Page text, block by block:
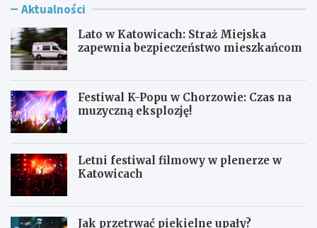
Aktualności
Lato w Katowicach: Straż Miejska
zapewnia bezpieczeństwo mieszkańcom
Festiwal K-Popu w Chorzowie: Czas na
muzyczną eksplozję!
Letni festiwal filmowy w plenerze w
Katowicach
Jak przetrwać piekielne upały?